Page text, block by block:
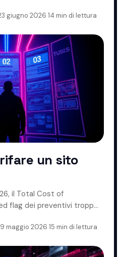
giugno 2026·14 min di lettura
un sito
il Total Cost of
flag dei preventivi troppo
maggio 2026·15 min di lettura